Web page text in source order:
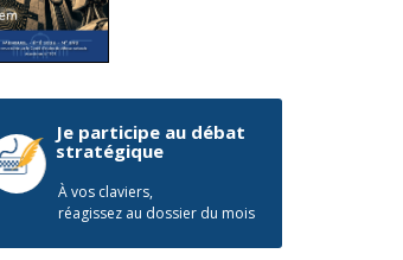
Je participe au débat
stratégique
À vos claviers,
réagissez au dossier du mois